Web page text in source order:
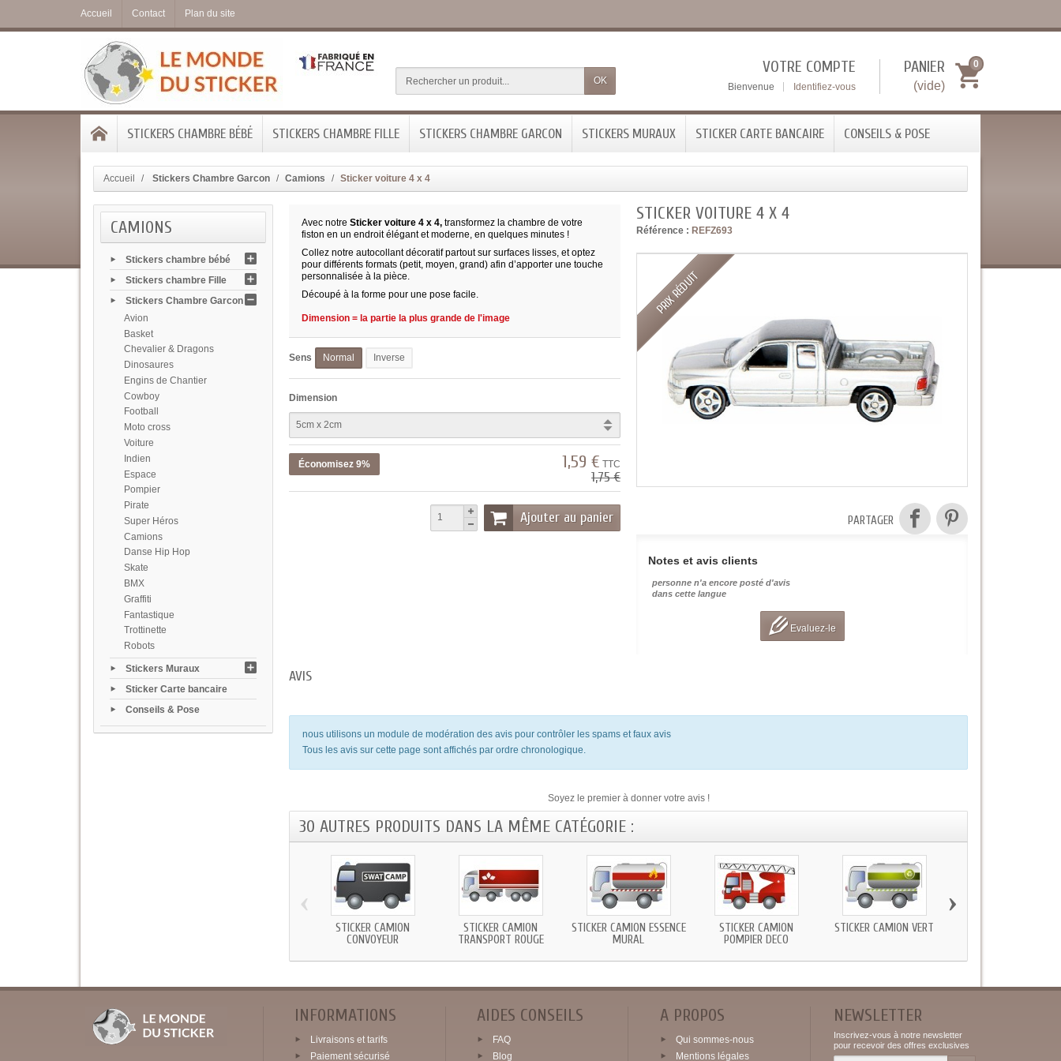
Accueil Contact Plan du site
OK
PANIER
(vide)
0
VOTRE COMPTE
Bienvenue Identifiez-vous
STICKERS CHAMBRE BÉBÉ STICKERS CHAMBRE FILLE STICKERS CHAMBRE GARCON STICKERS MURAUX STICKER CARTE BANCAIRE CONSEILS & POSE
Accueil Stickers Chambre Garcon Camions Sticker voiture 4 x 4
CAMIONS
Stickers chambre bébé
Stickers chambre Fille
Stickers Chambre Garcon
Avion
Basket
Chevalier & Dragons
Dinosaures
Engins de Chantier
Cowboy
Football
Moto cross
Voiture
Indien
Espace
Pompier
Pirate
Super Héros
Camions
Danse Hip Hop
Skate
BMX
Graffiti
Fantastique
Trottinette
Robots
Stickers Muraux
Sticker Carte bancaire
Conseils & Pose
STICKER VOITURE 4 X 4
Référence : REFZ693
PRIX RÉDUIT
PARTAGER
Notes et avis clients
personne n'a encore posté d'avis
dans cette langue
Evaluez-le
Avec notre Sticker voiture 4 x 4, transformez la chambre de votre
fiston en un endroit élégant et moderne, en quelques minutes !
Collez notre autocollant décoratif partout sur surfaces lisses, et optez
pour différents formats (petit, moyen, grand) afin d’apporter une touche
personnalisée à la pièce.
Découpé à la forme pour une pose facile.
Dimension = la partie la plus grande de l'image
Sens Normal Inverse
Dimension
Économisez 9% 1,59 € TTC
1,75 €
Ajouter au panier
AVIS
nous utilisons un module de modération des avis pour contrôler les spams et faux avis
Tous les avis sur cette page sont affichés par ordre chronologique.
Soyez le premier à donner votre avis !
30 AUTRES PRODUITS DANS LA MÊME CATÉGORIE :
STICKER CAMION
CONVOYEUR
STICKER CAMION
TRANSPORT ROUGE
STICKER CAMION ESSENCE
MURAL
STICKER CAMION
POMPIER DECO
STICKER CAMION VERT
‹ ›
INFORMATIONS
Livraisons et tarifs
Paiement sécurisé
AIDES CONSEILS
FAQ
Blog
A PROPOS
Qui sommes-nous
Mentions légales
NEWSLETTER
Inscrivez-vous à notre newsletter
pour recevoir des offres exclusives